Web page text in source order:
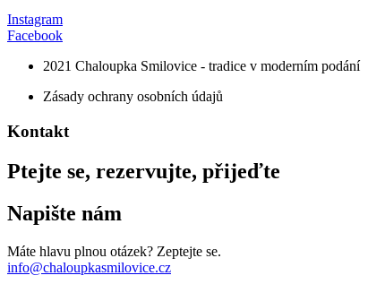
Instagram
Facebook
2021 Chaloupka Smilovice - tradice v moderním podání
Zásady ochrany osobních údajů
Kontakt
Ptejte se, rezervujte, přijeďte
Napište nám
Máte hlavu plnou otázek? Zeptejte se.
info@chaloupkasmilovice.cz